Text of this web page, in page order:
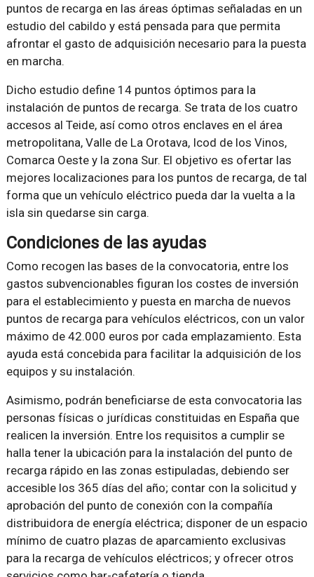
puntos de recarga en las áreas óptimas señaladas en un
estudio del cabildo y está pensada para que permita
afrontar el gasto de adquisición necesario para la puesta
en marcha.
Dicho estudio define 14 puntos óptimos para la
instalación de puntos de recarga. Se trata de los cuatro
accesos al Teide, así como otros enclaves en el área
metropolitana, Valle de La Orotava, Icod de los Vinos,
Comarca Oeste y la zona Sur. El objetivo es ofertar las
mejores localizaciones para los puntos de recarga, de tal
forma que un vehículo eléctrico pueda dar la vuelta a la
isla sin quedarse sin carga.
Condiciones de las ayudas
Como recogen las bases de la convocatoria, entre los
gastos subvencionables figuran los costes de inversión
para el establecimiento y puesta en marcha de nuevos
puntos de recarga para vehículos eléctricos, con un valor
máximo de 42.000 euros por cada emplazamiento. Esta
ayuda está concebida para facilitar la adquisición de los
equipos y su instalación.
Asimismo, podrán beneficiarse de esta convocatoria las
personas físicas o jurídicas constituidas en España que
realicen la inversión. Entre los requisitos a cumplir se
halla tener la ubicación para la instalación del punto de
recarga rápido en las zonas estipuladas, debiendo ser
accesible los 365 días del año; contar con la solicitud y
aprobación del punto de conexión con la compañía
distribuidora de energía eléctrica; disponer de un espacio
mínimo de cuatro plazas de aparcamiento exclusivas
para la recarga de vehículos eléctricos; y ofrecer otros